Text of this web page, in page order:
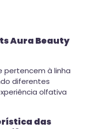
Aura Beauty
pertencem à linha
diferentes
olfativa
das